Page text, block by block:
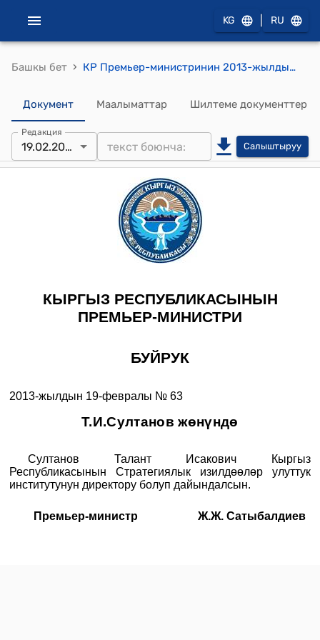
KG RU
Башкы бет › КР Премьер-министринин 2013-жылдын 19-февралындагы № 63 "Т.И.Султанов жөнүндө" буйругу
Документ Маалыматтар Шилтеме документтер
Редакция
19.02.2013 Салыштыруу